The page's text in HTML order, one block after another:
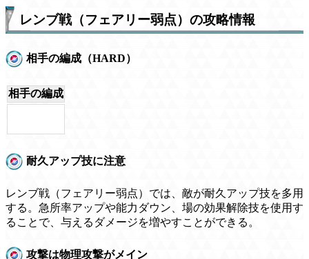
レンブ戦（フェアリー弱点）の攻略情報
相手の編成（HARD）
相手の編成
耐久アップ技に注意
レンブ戦（フェアリー弱点）では、敵が耐久アップ技を多用
する。急所率アップや能力ダウン、場の効果解除技を使用す
ることで、与えるダメージを増やすことができる。
攻撃は物理攻撃がメイン